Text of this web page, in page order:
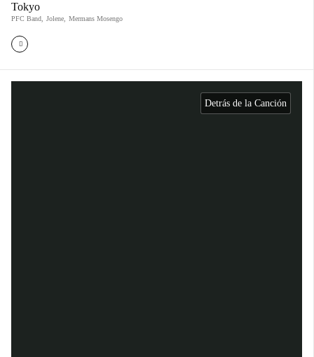
Tokyo
PFC Band Jolene Mermans Mosengo
Detrás de la Canción